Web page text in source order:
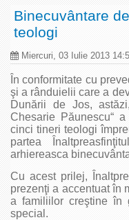
Binecuvântare
teologi
Miercuri, 03 Iulie 2013
În conformitate cu
şi a rânduielii care a
Dunării de Jos,
Chesarie Păunescu“
cinci tineri teologi
partea
arhiereasca
Cu acest prilej,
prezenţi a accentuat în
a familiilor creştine în
special.